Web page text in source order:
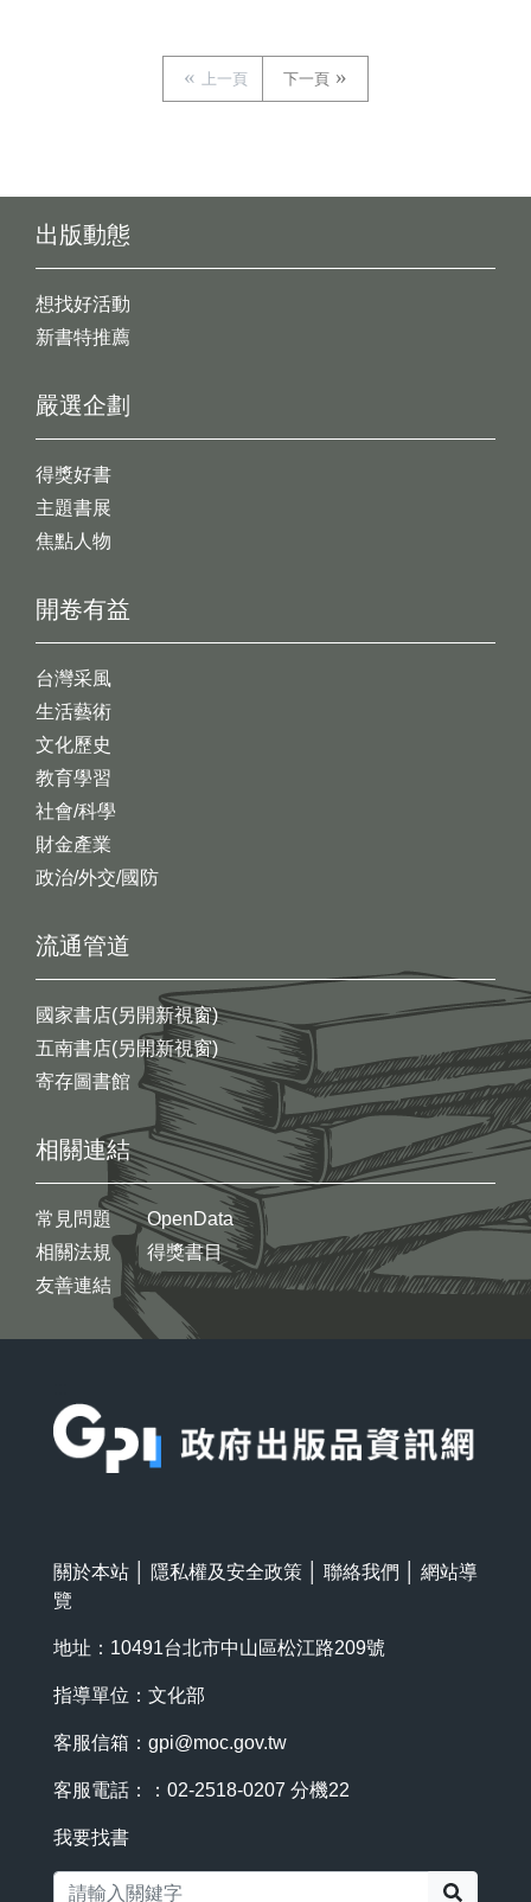
上一頁 下一頁
出版動態
想找好活動
新書特推薦
開卷有益
台灣采風
生活藝術
文化歷史
教育學習
社會/科學
財金產業
政治/外交/國防
嚴選企劃
得獎好書
主題書展
焦點人物
流通管道
國家書店(另開新視窗)
五南書店(另開新視窗)
寄存圖書館
相關連結
常見問題
相關法規
友善連結
OpenData
得獎書目
關於本站 隱私權及安全政策 聯絡我們
網站導
覽
地址：10491台北市中山區松江路209號
指導單位：文化部
客服信箱： gpi@moc.gov.tw
客服電話：：02-2518-0207 分機22
我要找書